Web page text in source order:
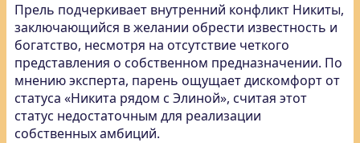
Прель подчеркивает внутренний конфликт Никиты,
заключающийся в желании обрести известность и
богатство, несмотря на отсутствие четкого
представления о собственном предназначении. По
мнению эксперта, парень ощущает дискомфорт от
статуса «Никита рядом с Элиной», считая этот
статус недостаточным для реализации
собственных амбиций.